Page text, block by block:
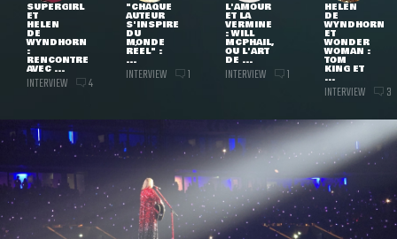
SUPERGIRL
ET
HELEN
DE
WYNDHORN
:
RENCONTRE
AVEC ...
INTERVIEW 4
"CHAQUE
AUTEUR
S'INSPIRE
DU
MONDE
RÉEL" :
...
INTERVIEW 1
L'AMOUR
ET LA
VERMINE
: WILL
MCPHAIL,
OU L'ART
DE ...
INTERVIEW 1
HELEN
DE
WYNDHORN
ET
WONDER
WOMAN :
TOM
KING ET
...
INTERVIEW 3